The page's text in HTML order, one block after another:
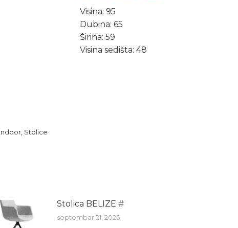
Visina: 95
Dubina: 65
Širina: 59
Visina sedišta: 48
Indoor Stolice
Stolica BELIZE #
septembar 21, 2025